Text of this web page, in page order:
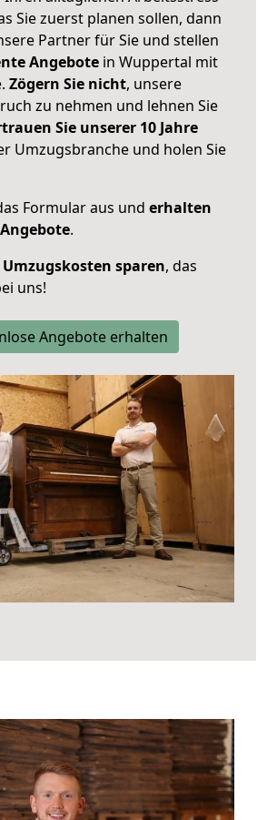
Sie zuerst planen sollen, dann
Partner für Sie und stellen
Angebote in Wuppertal mit
Zögern Sie nicht, unsere
zu nehmen und lehnen Sie
Sie unserer 10 Jahre
Umzugsbranche und holen Sie
Formular aus und erhalten
.
Umzugskosten sparen, das
uns!
Angebote erhalten